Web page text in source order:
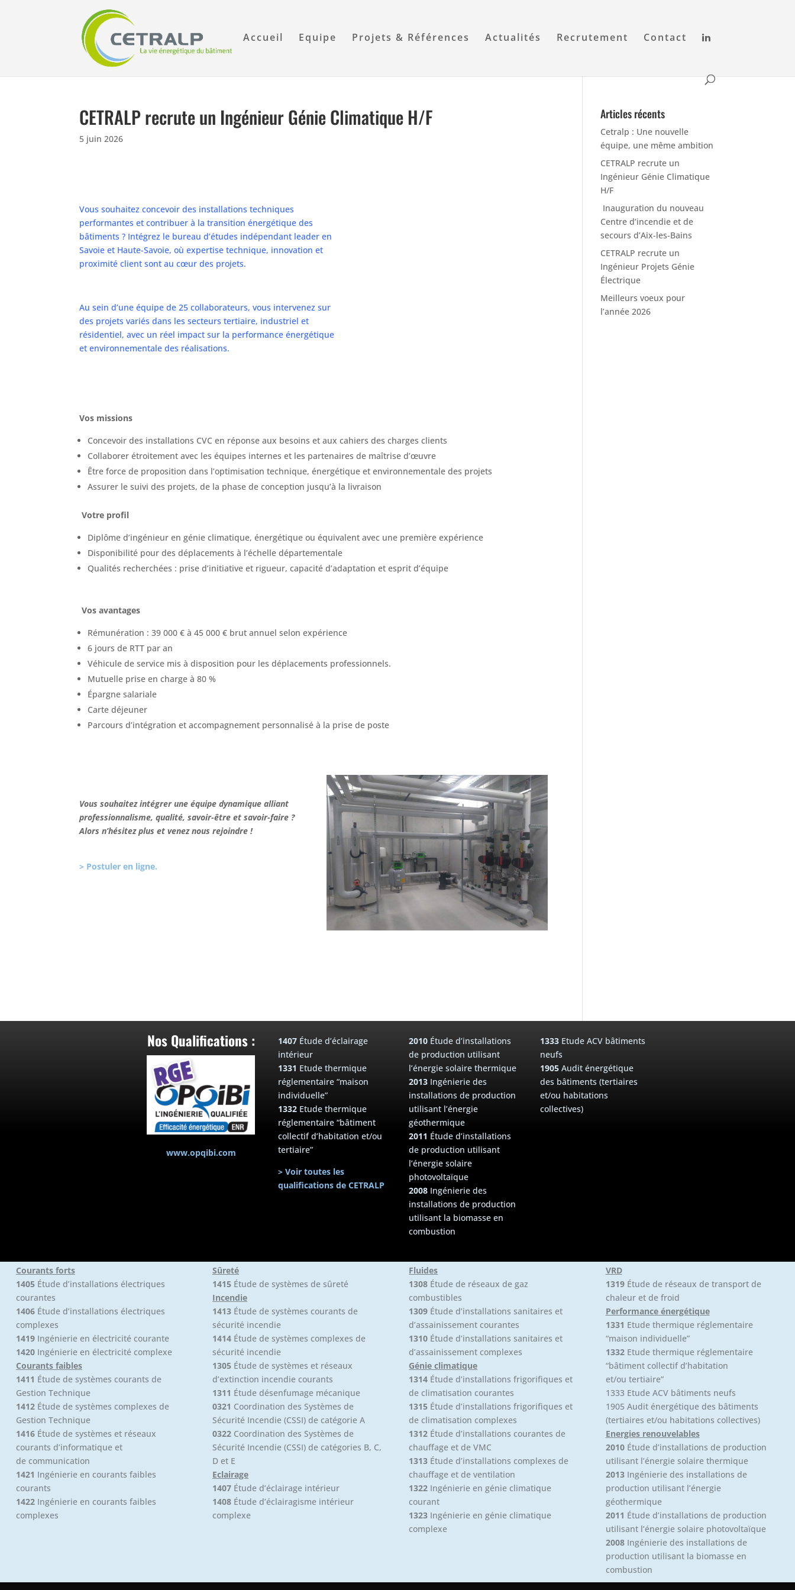
Accueil Equipe Projets & Références Actualités Recrutement Contact
CETRALP recrute un Ingénieur Génie Climatique H/F
5 juin 2026
Vous souhaitez concevoir des installations techniques
performantes et contribuer à la transition énergétique des
bâtiments ? Intégrez le bureau d’études indépendant leader en
Savoie et Haute-Savoie, où expertise technique, innovation et
proximité client sont au cœur des projets.
Au sein d’une équipe de 25 collaborateurs, vous intervenez sur
des projets variés dans les secteurs tertiaire, industriel et
résidentiel, avec un réel impact sur la performance énergétique
et environnementale des réalisations.
Vos missions
Concevoir des installations CVC en réponse aux besoins et aux cahiers des charges clients
Collaborer étroitement avec les équipes internes et les partenaires de maîtrise d’œuvre
Être force de proposition dans l’optimisation technique, énergétique et environnementale des projets
Assurer le suivi des projets, de la phase de conception jusqu’à la livraison
Votre profil
Diplôme d’ingénieur en génie climatique, énergétique ou équivalent avec une première expérience
Disponibilité pour des déplacements à l’échelle départementale
Qualités recherchées : prise d’initiative et rigueur, capacité d’adaptation et esprit d’équipe
Vos avantages
Rémunération : 39 000 € à 45 000 € brut annuel selon expérience
6 jours de RTT par an
Véhicule de service mis à disposition pour les déplacements professionnels.
Mutuelle prise en charge à 80 %
Épargne salariale
Carte déjeuner
Parcours d’intégration et accompagnement personnalisé à la prise de poste
Vous souhaitez intégrer une équipe dynamique alliant
professionnalisme, qualité, savoir-être et savoir-faire ?
Alors n’hésitez plus et venez nous rejoindre !
> Postuler en ligne.
Articles récents
Cetralp : Une nouvelle
équipe, une même ambition
CETRALP recrute un
Ingénieur Génie Climatique
H/F
Inauguration du nouveau
Centre d’incendie et de
secours d’Aix-les-Bains
CETRALP recrute un
Ingénieur Projets Génie
Électrique
Meilleurs voeux pour
l’année 2026
Nos Qualifications :
www.opqibi.com
1407Étude d’éclairage
intérieur
1331 Etude thermique
réglementaire “maison
individuelle”
1332Etude thermique
réglementaire “bâtiment
collectif d’habitation et/ou
tertiaire”
> Voir toutes les
qualifications de CETRALP
2010 Étude d’installations
de production utilisant
l’énergie solaire thermique
2013 Ingénierie des
installations de production
utilisant l’énergie
géothermique
2011 Étude d’installations
de production utilisant
l’énergie solaire
photovoltaïque
2008 Ingénierie des
installations de production
utilisant la biomasse en
combustion
1333 Etude ACV bâtiments
neufs
1905Audit énergétique
des bâtiments (tertiaires
et/ou habitations
collectives)
Courants forts
1405Étude d’installations électriques
courantes
1406Étude d’installations électriques
complexes
1419Ingénierie en électricité courante
1420Ingénierie en électricité complexe
Courants faibles
1411 Étude de systèmes courants de
Gestion Technique
1412Étude de systèmes complexes de
Gestion Technique
1416Étude de systèmes et réseaux
courants d’informatique et
de communication
1421 Ingénierie en courants faibles
courants
1422Ingénierie en courants faibles
complexes
Sûreté
1415 Étude de systèmes de sûreté
Incendie
1413 Étude de systèmes courants de
sécurité incendie
1414 Étude de systèmes complexes de
sécurité incendie
1305 Étude de systèmes et réseaux
d’extinction incendie courants
1311 Étude désenfumage mécanique
0321 Coordination des Systèmes de
Sécurité Incendie (CSSI) de catégorie A
0322 Coordination des Systèmes de
Sécurité Incendie (CSSI) de catégories B, C,
D et E
Eclairage
1407 Étude d’éclairage intérieur
1408 Étude d’éclairagisme intérieur
complexe
Fluides
1308 Étude de réseaux de gaz
combustibles
1309 Étude d’installations sanitaires et
d’assainissement courantes
1310 Étude d’installations sanitaires et
d’assainissement complexes
Génie climatique
1314 Étude d’installations frigorifiques et
de climatisation courantes
1315 Étude d’installations frigorifiques et
de climatisation complexes
1312 Étude d’installations courantes de
chauffage et de VMC
1313 Étude d’installations complexes de
chauffage et de ventilation
1322 Ingénierie en génie climatique
courant
1323 Ingénierie en génie climatique
complexe
VRD
1319Étude de réseaux de transport de
chaleur et de froid
Performance énergétique
1331 Etude thermique réglementaire
“maison individuelle”
1332Etude thermique réglementaire
“bâtiment collectif d’habitation
et/ou tertiaire”
1333 Etude ACV bâtiments neufs
1905 Audit énergétique des bâtiments
(tertiaires et/ou habitations collectives)
Energies renouvelables
2010Étude d’installations de production
utilisant l’énergie solaire thermique
2013Ingénierie des installations de
production utilisant l’énergie
géothermique
2011 Étude d’installations de production
utilisant l’énergie solaire photovoltaïque
2008Ingénierie des installations de
production utilisant la biomasse en
combustion